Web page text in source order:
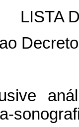
LISTA